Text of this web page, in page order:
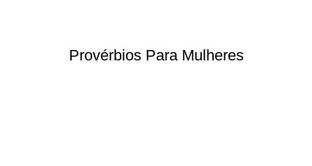
Provérbios Para Mulheres